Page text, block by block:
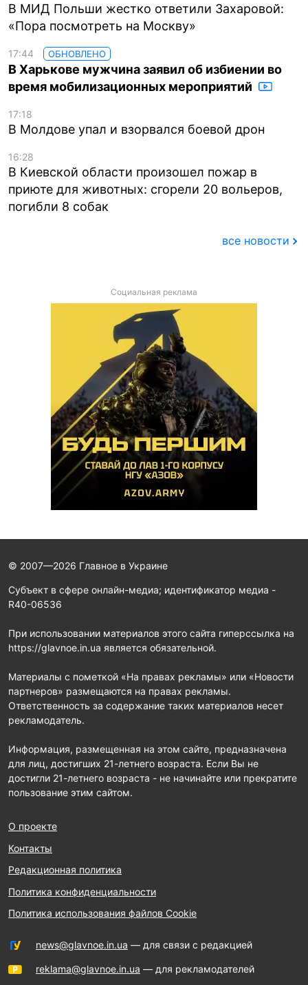
В МИД Польши жестко ответили Захаровой:
«Пора посмотреть на Москву»
17:44 ОБНОВЛЕНО
В Харькове мужчина заявил об избиении во
время мобилизационных мероприятий
17:18
В Молдове упал и взорвался боевой дрон
16:28
В Киевской области произошел пожар в
приюте для животных: сгорели 20 вольеров,
погибли 8 собак
все новости
Социальная реклама
© 2007—2026 Главное в Украине
Субъект в сфере онлайн-медиа; идентификатор медиа -
R40-06536
При использовании материалов этого сайта гиперссылка на
https://glavnoe.in.ua является обязательной.
Материалы с пометкой «На правах рекламы» или «Новости
партнеров» размещаются на правах рекламы.
Ответственность за содержание таких материалов несет
рекламодатель.
Информация, размещенная на этом сайте, предназначена
для лиц, достигших 21-летнего возраста. Если Вы не
достигли 21-летнего возраста - не начинайте или прекратите
пользование этим сайтом.
О проекте
Контакты
Редакционная политика
Политика конфиденциальности
Политика использования файлов Cookie
news@glavnoe.in.ua — для связи с редакцией
reklama@glavnoe.in.ua — для рекламодателей